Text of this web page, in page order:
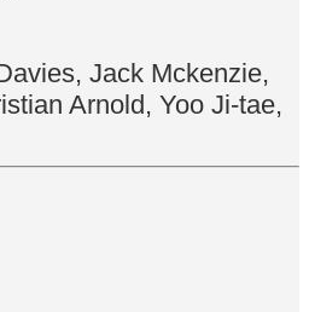
Jack Mckenzie,
Arnold, Yoo Ji-tae,